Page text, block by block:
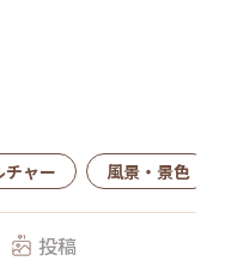
チャー 風景・景色
投稿